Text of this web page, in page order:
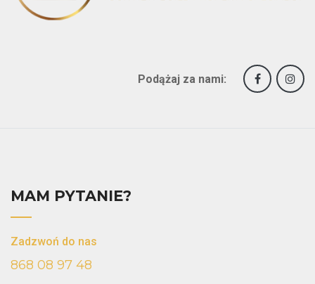
Podążaj za nami:
MAM PYTANIE?
Zadzwoń do nas
868 08 97 48